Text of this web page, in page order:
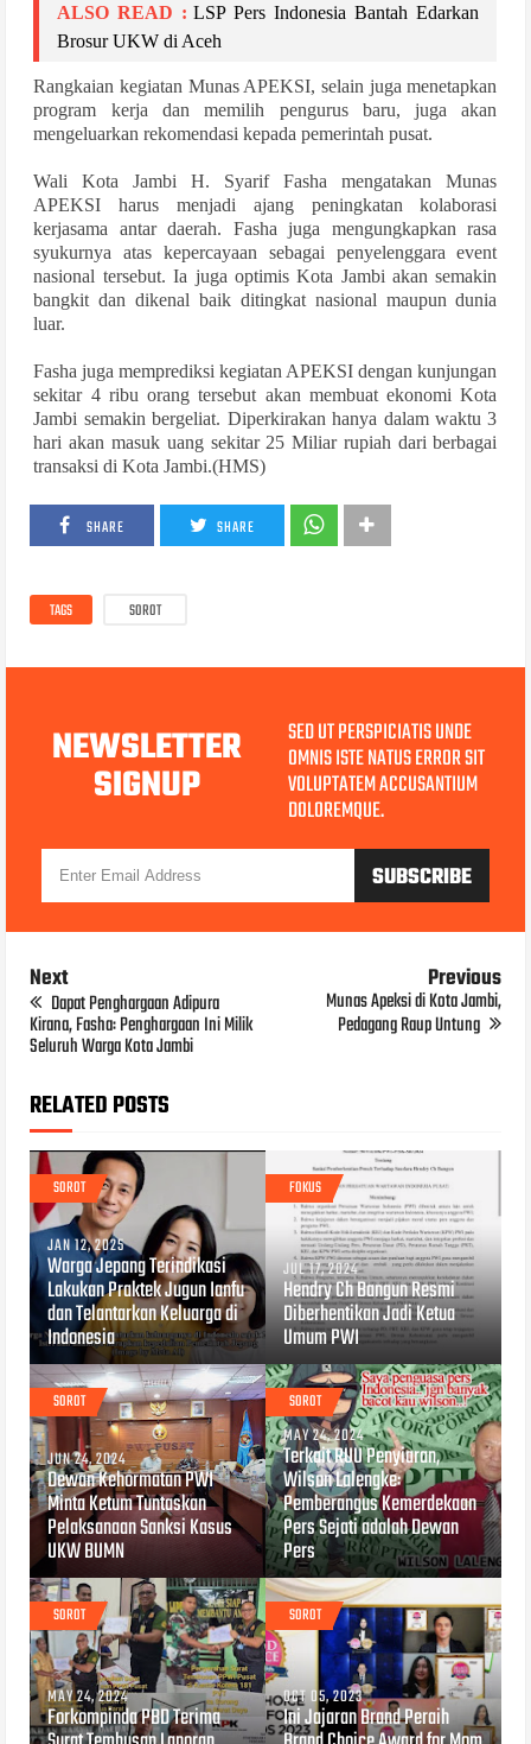
ALSO READ : LSP Pers Indonesia Bantah Edarkan
Brosur UKW di Aceh
Rangkaian kegiatan Munas APEKSI, selain juga menetapkan
program kerja dan memilih pengurus baru, juga akan
mengeluarkan rekomendasi kepada pemerintah pusat.
Wali Kota Jambi H. Syarif Fasha mengatakan Munas
APEKSI harus menjadi ajang peningkatan kolaborasi
kerjasama antar daerah. Fasha juga mengungkapkan rasa
syukurnya atas kepercayaan sebagai penyelenggara event
nasional tersebut. Ia juga optimis Kota Jambi akan semakin
bangkit dan dikenal baik ditingkat nasional maupun dunia
luar.
Fasha juga memprediksi kegiatan APEKSI dengan kunjungan
sekitar 4 ribu orang tersebut akan membuat ekonomi Kota
Jambi semakin bergeliat. Diperkirakan hanya dalam waktu 3
hari akan masuk uang sekitar 25 Miliar rupiah dari berbagai
transaksi di Kota Jambi.(HMS)
SHARE SHARE
TAGS SOROT
NEWSLETTER
SIGNUP
SED UT PERSPICIATIS UNDE
OMNIS ISTE NATUS ERROR SIT
VOLUPTATEM ACCUSANTIUM
DOLOREMQUE.
Next
Dapat Penghargaan Adipura
Kirana, Fasha: Penghargaan Ini Milik
Seluruh Warga Kota Jambi
Previous
Munas Apeksi di Kota Jambi,
Pedagang Raup Untung
RELATED POSTS
SOROT
JAN 12, 2025
Warga Jepang Terindikasi
Lakukan Praktek Jugun Ianfu
dan Telantarkan Keluarga di
Indonesia
FOKUS
JUL 17, 2024
Hendry Ch Bangun Resmi
Diberhentikan Jadi Ketua
Umum PWI
SOROT
JUN 24, 2024
Dewan Kehormatan PWI
Minta Ketum Tuntaskan
Pelaksanaan Sanksi Kasus
UKW BUMN
SOROT
MAY 24, 2024
Terkait RUU Penyiaran,
Wilson Lalengke:
Pemberangus Kemerdekaan
Pers Sejati adalah Dewan
Pers
SOROT
MAY 24, 2024
Forkompinda PBD Terima
SOROT
OCT 05, 2023
Ini Jajaran Brand Peraih